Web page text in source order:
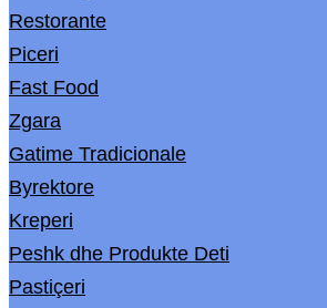
Restorante
Piceri
Fast Food
Zgara
Gatime Tradicionale
Byrektore
Kreperi
Peshk dhe Produkte Deti
Pastiçeri